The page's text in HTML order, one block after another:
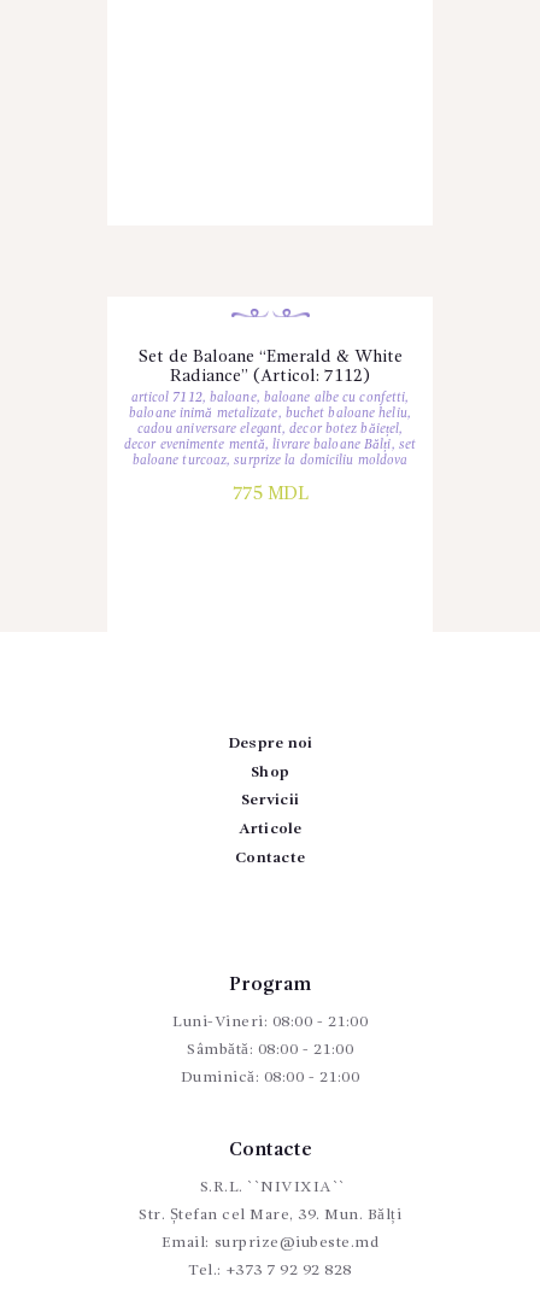
Set de Baloane “Emerald & White
Radiance” (Articol: 7112)
articol 7112, baloane, baloane albe cu confetti,
baloane inimă metalizate, buchet baloane heliu,
cadou aniversare elegant,decor botez băiețel,
decor evenimente mentă,livrare baloane Bălți, set
baloane turcoaz,surprize la domiciliu moldova
775 MDL
Despre noi
Shop
Servicii
Articole
Contacte
Program
Luni-Vineri: 08:00 - 21:00
Sâmbătă: 08:00 - 21:00
Duminică: 08:00 - 21:00
Contacte
S.R.L. ``NIVIXIA``
Str. Ștefan cel Mare, 39. Mun. Bălți
Email: surprize@iubeste.md
Tel.: +373 7 92 92 828